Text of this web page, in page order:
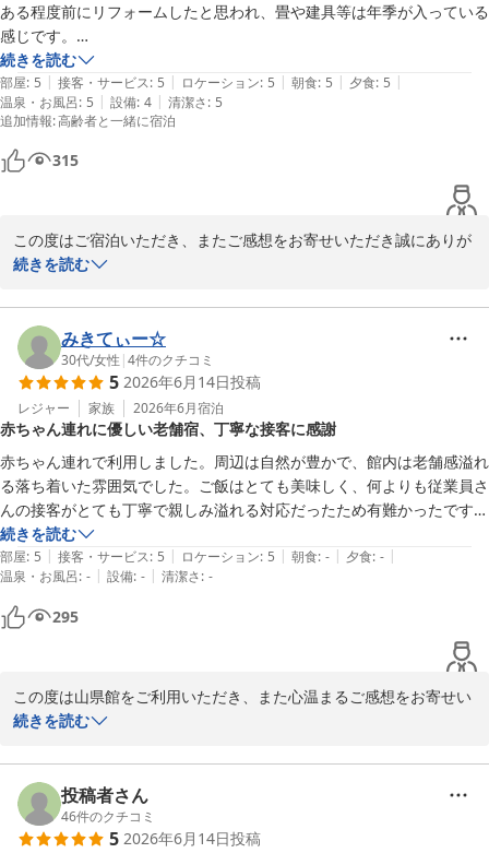
また、お食事につきましても「丁寧に作られていて美味しかった」
とのお言葉を頂戴し、料理長をはじめ調理スタッフにとって何より
の励みとなります。
さらに、スタッフの笑顔や接客にも温かいお言葉をいただき、誠に
ありがとうございます。お客様からのお褒めの言葉は、私どもにと
って大きな励みでございます。
これからも何度お越しいただいても「また来て良かった」と感じて
いただける宿を目指し、温泉・お料理・おもてなしに一層努めてま
いります。
ります。
川浦温泉 山県館
2026-07-11
ある程度前にリフォームしたと思われ、畳や建具等は年季が入っている
感じです。
トイレの便座はある程度新しい物だと思いました。
掃除はされているので、快適に過ごせました。
接客やサービスも満足出来るもので、ゆっくりと休日を過ごす事が出来
ました。
個人的には、温泉が好みで設備の古さとか気にしないので、また訪れた
い宿です。
続きを読む
部屋: 5 | 接客・サービス: 5 | ロケーション: 5 | 朝食: 5 | 夕食: 5 |
温泉・お風呂: 5 | 設備: 4 | 清潔さ: 5
追加情報:高齢者と一緒に宿泊
315
この度はご宿泊いただき、またご感想をお寄せいただき誠にありが
とうございます。
当館自慢の温泉をお気に召していただけたとのこと、大変嬉しく拝
読いたしました。ゆっくりと休日のお時間をお過ごしいただけたこ
とが、何より嬉しく思います。
館内設備につきましては、歴史ある建物ゆえ年季を感じられる部分
もございますが、そのような中でも清掃面や快適さ、接客・サービ
スにご満足いただけたとのお言葉はスタッフ一同大変励みになりま
す。
「設備の古さは気にせず、また訪れたい」とのお言葉も大変光栄で
す。これからも皆様に気持ちよくお過ごしいただけるよう、温泉は
もちろん、館内の維持やおもてなしにも努めてまいります。
ぜひまた日頃のお疲れを癒しにお越しくださいませ。スタッフ一
2026-06-22
続きを読む
みきてぃー☆
30代/女性 |4件のクチコミ
5 2026年6月14日投稿
レジャー 家族 2026年6月宿泊
赤ちゃん連れに優しい老舗宿、丁寧な接客に感謝
赤ちゃん連れで利用しました。周辺は自然が豊かで、館内は老舗感溢れ
る落ち着いた雰囲気でした。ご飯はとても美味しく、何よりも従業員さ
んの接客がとても丁寧で親しみ溢れる対応だったため有難かったです。
また利用したいなと思いました。
続きを読む
部屋: 5 | 接客・サービス: 5 | ロケーション: 5 | 朝食: - | 夕食: - |
温泉・お風呂: - | 設備: - | 清潔さ: -
295
この度は山県館をご利用いただき、また心温まるご感想をお寄せい
ただきまして誠にありがとうございます。
赤ちゃん連れでの大切なご旅行に当館をお選びいただき、ゆっくり
とお過ごしいただけたご様子を大変嬉しく拝読いたしました。豊か
な自然に囲まれた環境や、老舗ならではの落ち着いた雰囲気を感じ
ていただけたこと、何よりでございます。
続きを読む
投稿者さん
46件のクチコミ
5 2026年6月14日投稿